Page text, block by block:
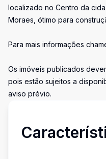
localizado no Centro da
Moraes, ótimo para
Para mais informações
Os imóveis publicados
pois estão sujeitos a
aviso prévio.